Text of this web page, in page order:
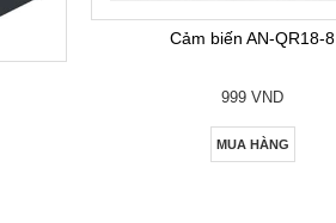
Cảm biến AN-QR18-8
999 VND
MUA HÀNG